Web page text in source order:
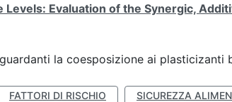
Evaluation of the Synergic,
la coesposizione ai plasticizanti
FATTORI DI RISCHIO
SICUREZZA